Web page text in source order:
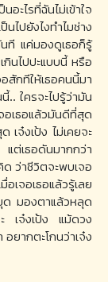
อะไรที่ฉันไม่เข้าใจ
ไปยังไงทําไมช่าง
ที แค่มองดูเธอก็รู้
นไปปะแบบนี้ หรือ
สักทีให้เธอคนนี้มา
.. ใครจะไปรู้ว่ามัน
จอเธอแล้วมันดีที่สุด
เจ๋งเป้ง ไม่เคยจะ
ต่เธอดันมากกว่า
ด ว่าชีวิตจะพบเจอ
อเจอเธอแล้วรู้เลย
ด มองตาแล้วหลุด
เจ๋งเป้ง แม้ดวง
ยากตะโกนว่าเจ๋ง